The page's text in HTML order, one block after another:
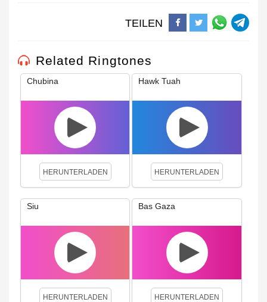
TEILEN
Related Ringtones
Chubina
HERUNTERLADEN
Hawk Tuah
HERUNTERLADEN
Siu
HERUNTERLADEN
Bas Gaza
HERUNTERLADEN